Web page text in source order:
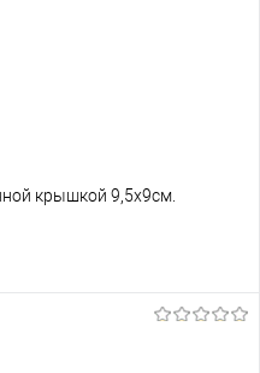
крышкой 9,5х9см.